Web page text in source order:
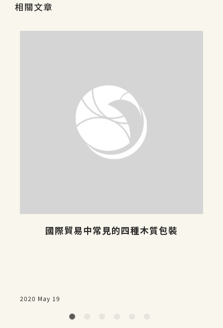
相關文章
國際貿易中常見的四種木質包裝
2020 May 19